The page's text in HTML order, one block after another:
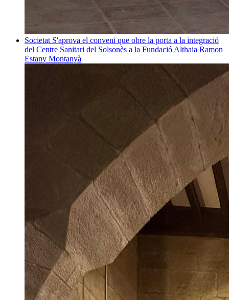
Societat S'aprova el conveni que obre la porta a la integració
del Centre Sanitari del Solsonès a la Fundació Althaia Ramon
Estany Montanyà